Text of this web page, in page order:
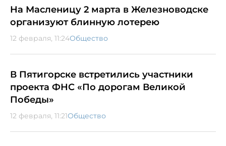
На Масленицу 2 марта в Железноводске
организуют блинную лотерею
12 февраля, 11:24Общество
В Пятигорске встретились участники
проекта ФНС «По дорогам Великой
Победы»
12 февраля, 11:21Общество